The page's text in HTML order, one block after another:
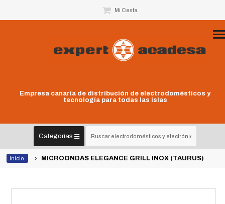
Mi Cesta
Empresa canaria de distribución de electrodomésticos y
tecnología para todas las islas
Categorías
Inicio MICROONDAS ELEGANCE GRILL INOX (TAURUS)